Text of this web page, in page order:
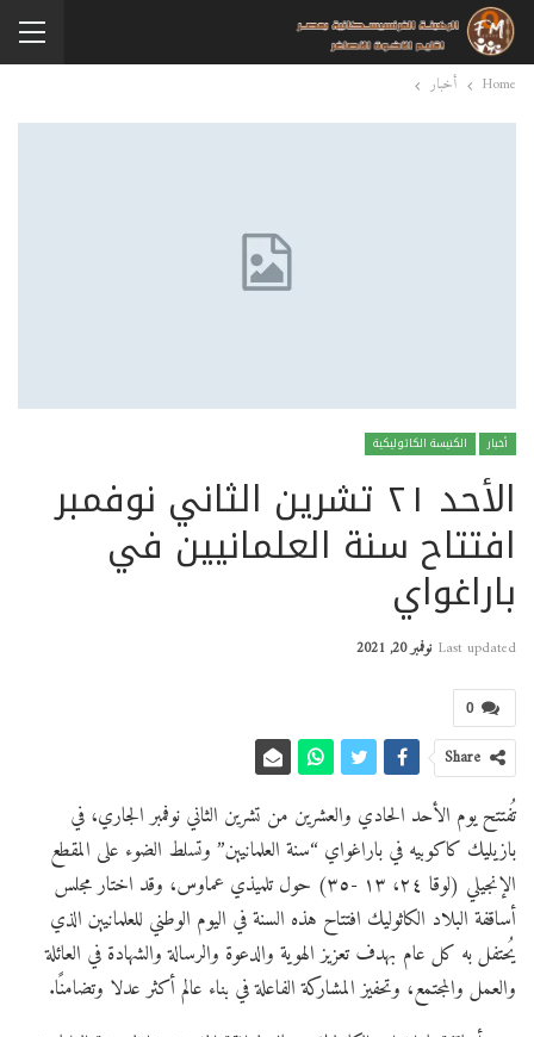
Home أخبار
أخبار الكنيسة الكاثوليكية
الأحد ٢١ تشرين الثاني نوفمبر
افتتاح سنة العلمانيين في
باراغواي
Last updated نوفمبر 20, 2021
0
Share
تُفتتح يوم الأحد الحادي والعشرين من تشرين الثاني نوفمبر الجاري، في
بازيليك كاكوبيه في باراغواي “سنة العلمانيين” وتسلط الضوء على المقطع
الإنجيلي (لوقا ٢٤، ١٣ -٣٥) حول تلميذي عماوس، وقد اختار مجلس
أساقفة البلاد الكاثوليك افتتاح هذه السنة في اليوم الوطني للعلمانيين الذي
يُحتفل به كل عام بهدف تعزيز الهوية والدعوة والرسالة والشهادة في العائلة
والعمل والمجتمع، وتحفيز المشاركة الفاعلة في بناء عالم أكثر عدلا وتضامنًا.